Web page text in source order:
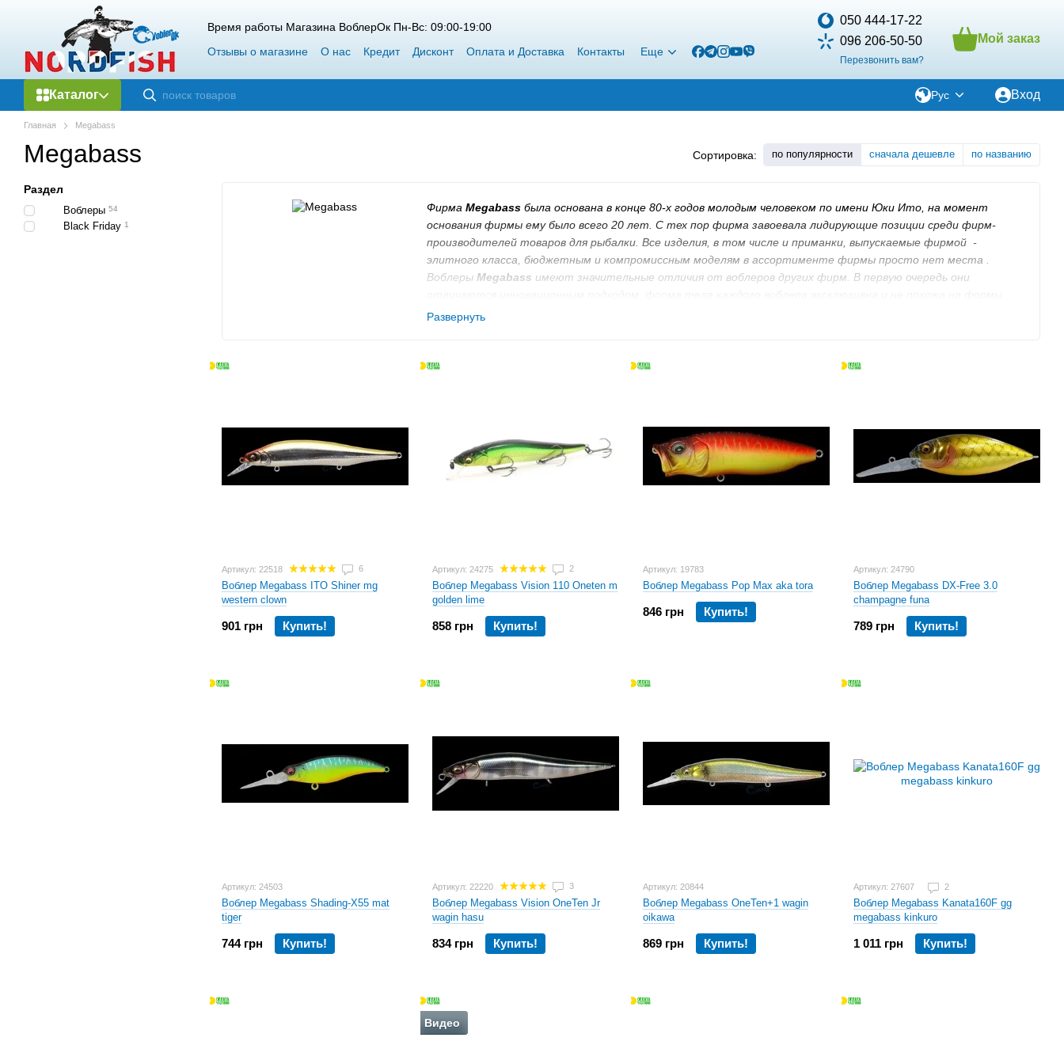
Перейти к основному контенту
Время работы Магазина ВоблерОк Пн-Вс: 09:00-19:00
Отзывы о магазине
О нас Кредит Дисконт Оплата и Доставка Контакты Еще
050 444-17-22
096 206-50-50
Перезвонить вам?
Мой заказ
Каталог Рус Вход
Главная Megabass
Megabass Сортировка: по популярности сначала дешевле по названию
Фирма Megabass была основана в конце 80-х годов молодым человеком по имени Юки Ито, на момент
основания фирмы ему было всего 20 лет. С тех пор фирма завоевала лидирующие позиции среди фирм-
производителей товаров для рыбалки. Все изделия, в том числе и приманки, выпускаемые фирмой -
элитного класса, бюджетным и компромиссным моделям в ассортименте фирмы просто нет места .
Воблеры Megabass имеют значительные отличия от воблеров других фирм. В первую очередь они
других производителей. Многие воблеры
непосредственно на водоемах. Поэтому каждая модель, которая попадает к рыболову, близка к
становится своего рода экзаменом на мастерство для рыболова.
Штаб-квартираMegabassнаходится в городе Хамамацу, Япония, откуда родом г-н Ито.
Megabassвыпускает кроме приманок спиннинги и катушки элитного класса, которые при своём качестве и
характеристиках служат эталоном для многих японских фирм.
Воблеры Мегабасс: основные достоинства
неоспоримых преимуществ:
Материал, из которого выполнены представленные изделия прочный и надежный, так как полностью
Развернуть
Артикул: 22518 6
Воблер Megabass ITO Shiner mg
western clown
901 грн Купить!
Артикул: 24275 2
Воблер Megabass Vision 110 Oneten m
golden lime
858 грн Купить!
Артикул: 19783
Воблер Megabass Pop Max aka tora
846 грн Купить!
Артикул: 24790
Воблер Megabass DX-Free 3.0
champagne funa
789 грн Купить!
Артикул: 24503
Воблер Megabass Shading-X55 mat
tiger
744 грн Купить!
Артикул: 22220 3
Воблер Megabass Vision OneTen Jr
wagin hasu
834 грн Купить!
Артикул: 20844
Воблер Megabass OneTen+1 wagin
oikawa
869 грн Купить!
Артикул: 27607 2
Воблер Megabass Kanata160F gg
megabass kinkuro
1 011 грн Купить!
Видео
Раздел
Воблеры 54
Black Friday 1